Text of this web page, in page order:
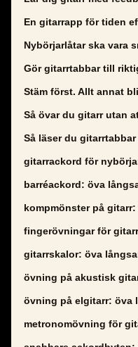
En gitarrapp för tiden
Nybörjarlåtar ska vara
Gör gitarrtabbar till
Stäm först. Allt annat
Så övar du gitarr utan
Så läser du
gitarrackord för
barréackord: öva
kompmönster på
fingerövningar för
gitarrskalor: öva
övning på akustisk
övning på elgitarr: öva
metronomövning för